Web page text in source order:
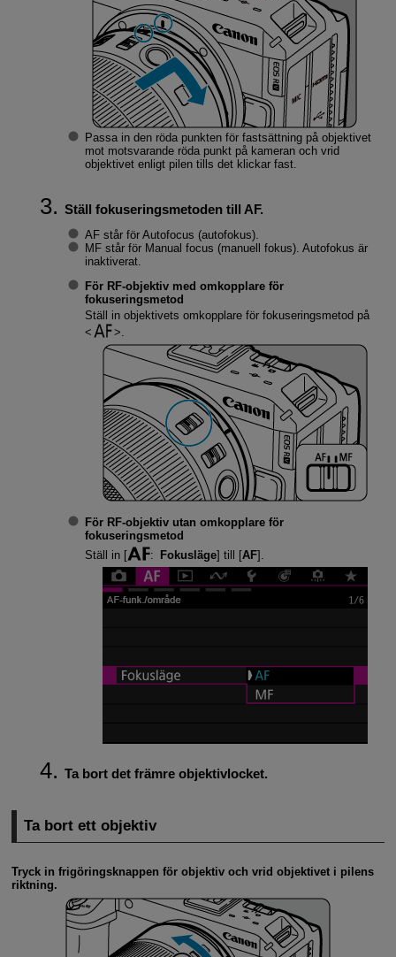
Passa in den röda punkten för fastsättning på objektivet
mot motsvarande röda punkt på kameran och vrid
objektivet enligt pilen tills det klickar fast.
Ställ fokuseringsmetoden till AF.
AF står för Autofocus (autofokus).
MF står för Manual focus (manuell fokus). Autofokus är
inaktiverat.
För RF-objektiv med omkopplare för
fokuseringsmetod
Ställ in objektivets omkopplare för fokuseringsmetod på
För RF-objektiv utan omkopplare för
fokuseringsmetod
Ställ in [
: Fokusläge] till [AF].
Ta bort det främre objektivlocket.
Ta bort ett objektiv
Tryck in frigöringsknappen för objektiv och vrid objektivet i pilens
riktning.